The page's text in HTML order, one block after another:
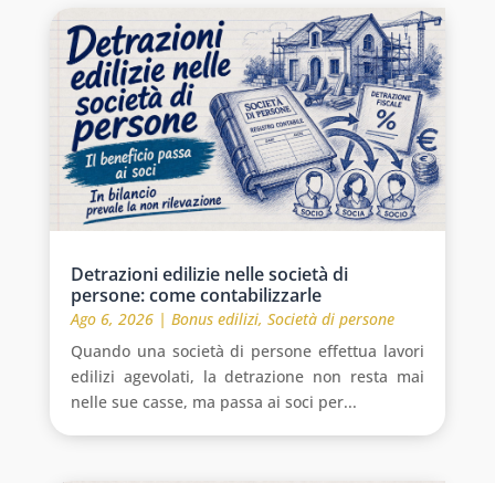
Detrazioni edilizie nelle società di
persone: come contabilizzarle
Ago 6, 2026| Bonus edilizi, Società di persone
Quando una società di persone effettua lavori
edilizi agevolati, la detrazione non resta mai
nelle sue casse, ma passa ai soci per...